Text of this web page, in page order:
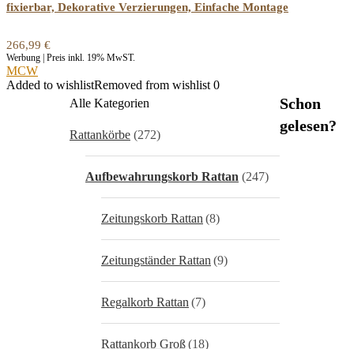
fixierbar, Dekorative Verzierungen, Einfache Montage
266,99 €
Werbung | Preis inkl. 19% MwST.
MCW
Added to wishlistRemoved from wishlist 0
Alle Kategorien
Rattankörbe (272)
Aufbewahrungskorb Rattan (247)
Zeitungskorb Rattan (8)
Zeitungständer Rattan (9)
Regalkorb Rattan (7)
Rattankorb Groß(18)
Schon
gelesen?